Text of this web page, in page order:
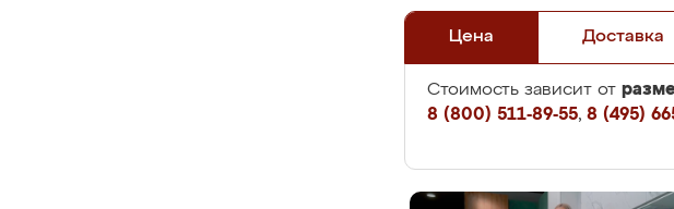
Цена Доставка
Стоимость зависит от
8 (800) 511-89-55, 8 (495)